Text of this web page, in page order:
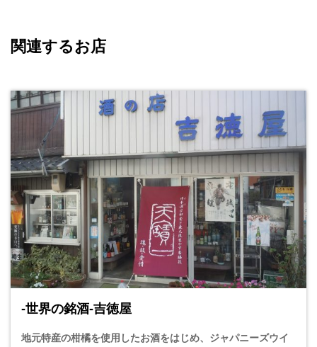
関連するお店
-世界の銘酒-吉徳屋
地元特産の柑橘を使用したお酒をはじめ、ジャパニーズウイ